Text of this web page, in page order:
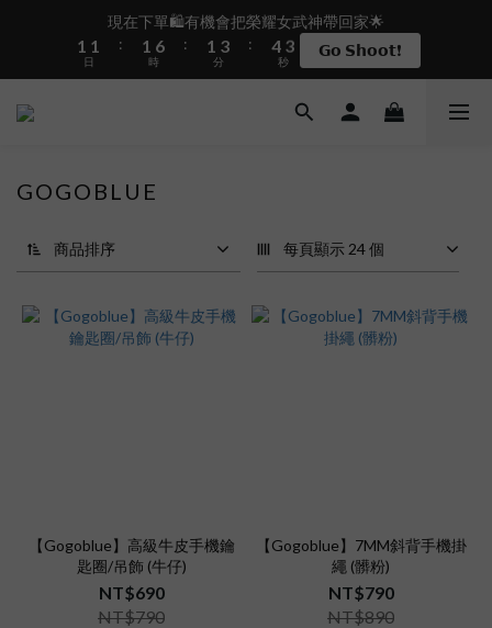
盛夏限定☀️週週抽LINE POINT｜滿1000即享免運
現在下單🛍️有機會把榮耀女武神帶回家🌟
1
0
1
0
日
:
2
1
0
7
6
5
時
:
2
1
0
4
3
2
分
:
5
4
3
3
2
1
秒
𝗚𝗼 𝗦𝗵𝗼𝗼𝘁❗
i17正式開賣✨點我加入新會員👆馬上送50元
盛夏限定☀️週週抽LINE POINT｜滿1000即享免運
GOGOBLUE
商品排序 每頁顯示 24 個
【Gogoblue】高級牛皮手機鑰
匙圈/吊飾 (牛仔)
NT$690
NT$790
【Gogoblue】7MM斜背手機掛
繩 (髒粉)
NT$790
NT$890